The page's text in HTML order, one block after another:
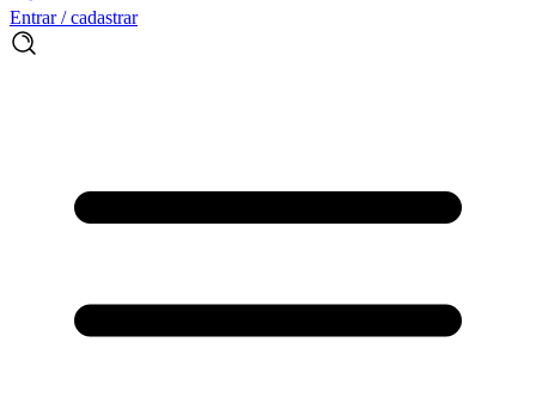
Entrar / cadastrar